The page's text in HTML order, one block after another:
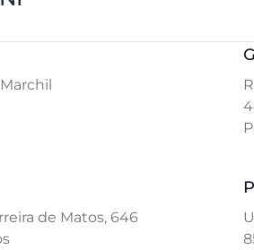
de Matos, 646